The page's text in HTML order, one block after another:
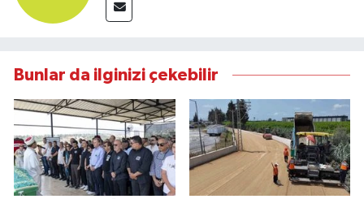
Bunlar da ilginizi çekebilir